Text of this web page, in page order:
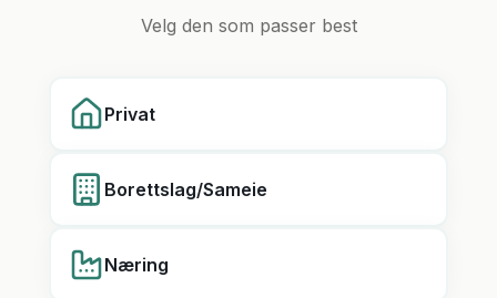
Velg den som passer best
Privat
Borettslag/Sameie
Næring